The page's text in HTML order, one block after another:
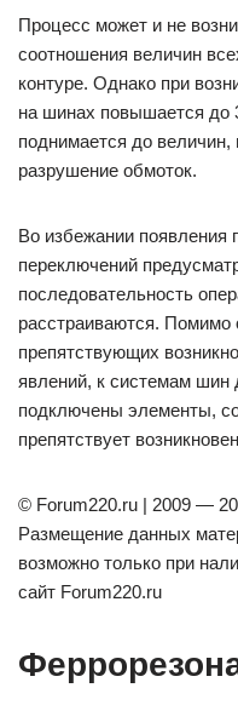
Процесс может и не
соотношения величин
контуре. Однако при
на шинах повышается до
поднимается до величин,
разрушение обмоток.
Во избежании появления
переключений
последовательность
расстраиваются. Помимо
препятствующих
явлений, к системам шин
подключены элементы,
препятствует
© Forum220.ru | 2009 —
Размещение данных
возможно только при
сайт Forum220.ru